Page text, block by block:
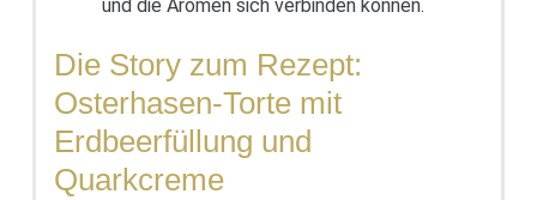
und die Aromen sich verbinden können.
Die Story zum Rezept:
Osterhasen-Torte mit
Erdbeerfüllung und
Quarkcreme